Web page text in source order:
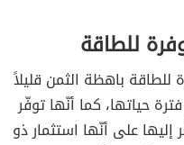
للطاقة
للطاقة باهظة الثمن قليلاً
حياتها، كما أنّها توفّر
على أنّها استثمار ذو